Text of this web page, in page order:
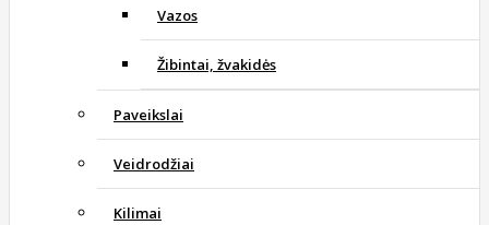
Vazos
Žibintai, žvakidės
Paveikslai
Veidrodžiai
Kilimai